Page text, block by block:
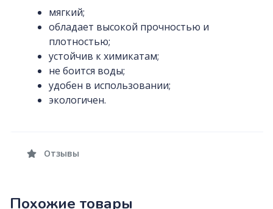
мягкий;
обладает высокой прочностью и
плотностью;
устойчив к химикатам;
не боится воды;
удобен в использовании;
экологичен.
Отзывы
Похожие товары